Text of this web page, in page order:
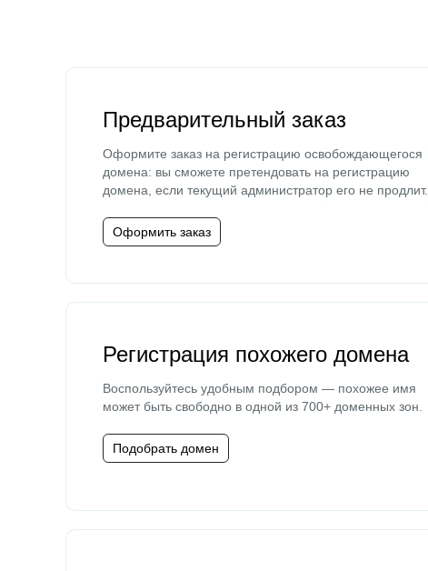
Предварительный заказ
Оформите заказ на регистрацию освобождающегося
домена: вы сможете претендовать на регистрацию
домена, если текущий администратор его не продлит.
Оформить заказ
Регистрация похожего домена
Воспользуйтесь удобным подбором — похожее имя
может быть свободно в одной из 700+ доменных зон.
Подобрать домен